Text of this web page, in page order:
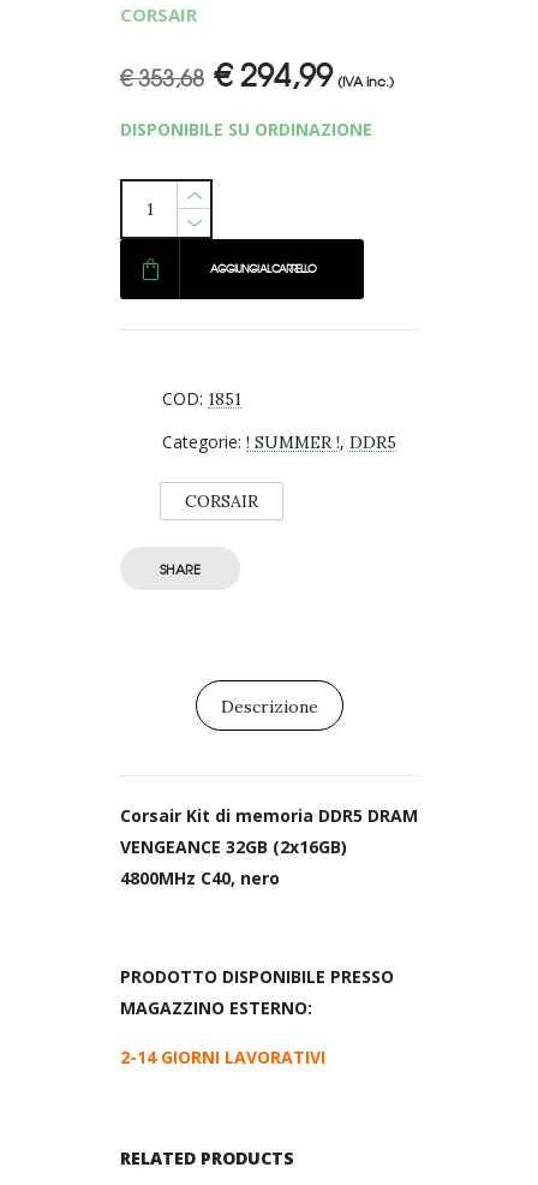
CORSAIR
€353,68 Il
originale
€294,99Il
attuale
(IVA inc.)
DISPONIBILE SU ORDINAZIONE
AGGIUNGI AL CARRELLO
COD: 1851
Categorie: ! SUMMER !, DDR5
CORSAIR
SHARE
Descrizione
Corsair Kit di memoria DDR5 DRAM
VENGEANCE 32GB (2x16GB)
4800MHz C40, nero
PRODOTTO DISPONIBILE PRESSO
MAGAZZINO ESTERNO:
2-14 GIORNI LAVORATIVI
RELATED PRODUCTS